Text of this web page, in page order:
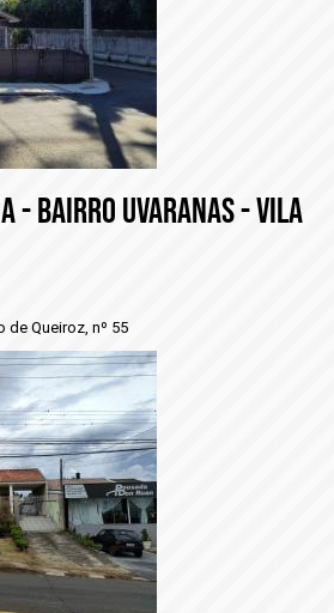
- BAIRRO UVARANAS - VILA
de Queiroz, nº 55